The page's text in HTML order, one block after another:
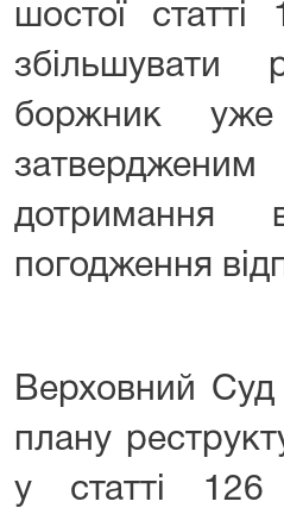
шостої
збільшувати
боржник уже
дотримання
погодження
Верховний
плану
у статті